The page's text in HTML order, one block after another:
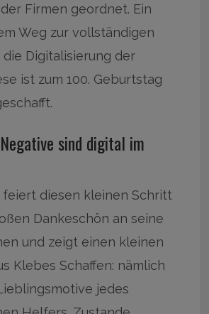
Firmen geordnet. Ein
Weg zur vollständigen
die Digitalisierung der
ist zum 100. Geburtstag
sind digital im
feiert diesen kleinen Schritt
Dankeschön an seine
und zeigt einen kleinen
Klebes Schaffen: nämlich
jedes